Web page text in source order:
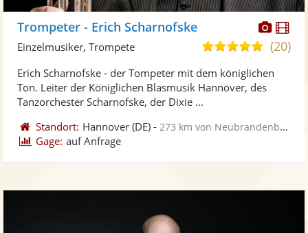
Fotos
Trompeter - Erich Scharnofske
5,0
5
(20)
Einzelmusiker, Trompete
Erich Scharnofske - der Tompeter mit dem königlichen
Ton. Leiter der Königlichen Blasmusik Hannover, des
Tanzorchester Scharnofske, der Dixie ...
Standort: Hannover (DE) - 273 km von Neubrandenburg
Gage: auf Anfrage